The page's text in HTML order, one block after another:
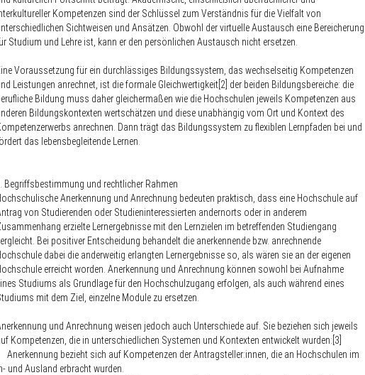
Kompetenzen sind der Schlüssel zum Verständnis für die Vielfalt von
Sichtweisen und Ansätzen. Obwohl der virtuelle Austausch eine Bereicherung
Studium und Lehre ist, kann er den persönlichen Austausch nicht ersetzen.
Voraussetzung für ein durchlässiges Bildungssystem, das wechselseitig Kompetenzen
Leistungen anrechnet, ist die formale Gleichwertigkeit[2] der beiden Bildungsbereiche: die
Bildung muss daher gleichermaßen wie die Hochschulen jeweils Kompetenzen aus
Bildungskontexten wertschätzen und diese unabhängig vom Ort und Kontext des
anrechnen. Dann trägt das Bildungssystem zu flexiblen Lernpfaden bei und
das lebensbegleitende Lernen.
II. Begriffsbestimmung und rechtlicher Rahmen
Anerkennung und Anrechnung bedeuten praktisch, dass eine Hochschule auf
von Studierenden oder Studieninteressierten andernorts oder in anderem
erzielte Lernergebnisse mit den Lernzielen im betreffenden Studiengang
Bei positiver Entscheidung behandelt die anerkennende bzw. anrechnende
dabei die anderweitig erlangten Lernergebnisse so, als wären sie an der eigenen
erreicht worden. Anerkennung und Anrechnung können sowohl bei Aufnahme
Studiums als Grundlage für den Hochschulzugang erfolgen, als auch während eines
mit dem Ziel, einzelne Module zu ersetzen.
und Anrechnung weisen jedoch auch Unterschiede auf. Sie beziehen sich jeweils
Kompetenzen, die in unterschiedlichen Systemen und Kontexten entwickelt wurden:[3]
Anerkennung bezieht sich auf Kompetenzen der Antragsteller:innen, die an Hochschulen im
und Ausland erbracht wurden.